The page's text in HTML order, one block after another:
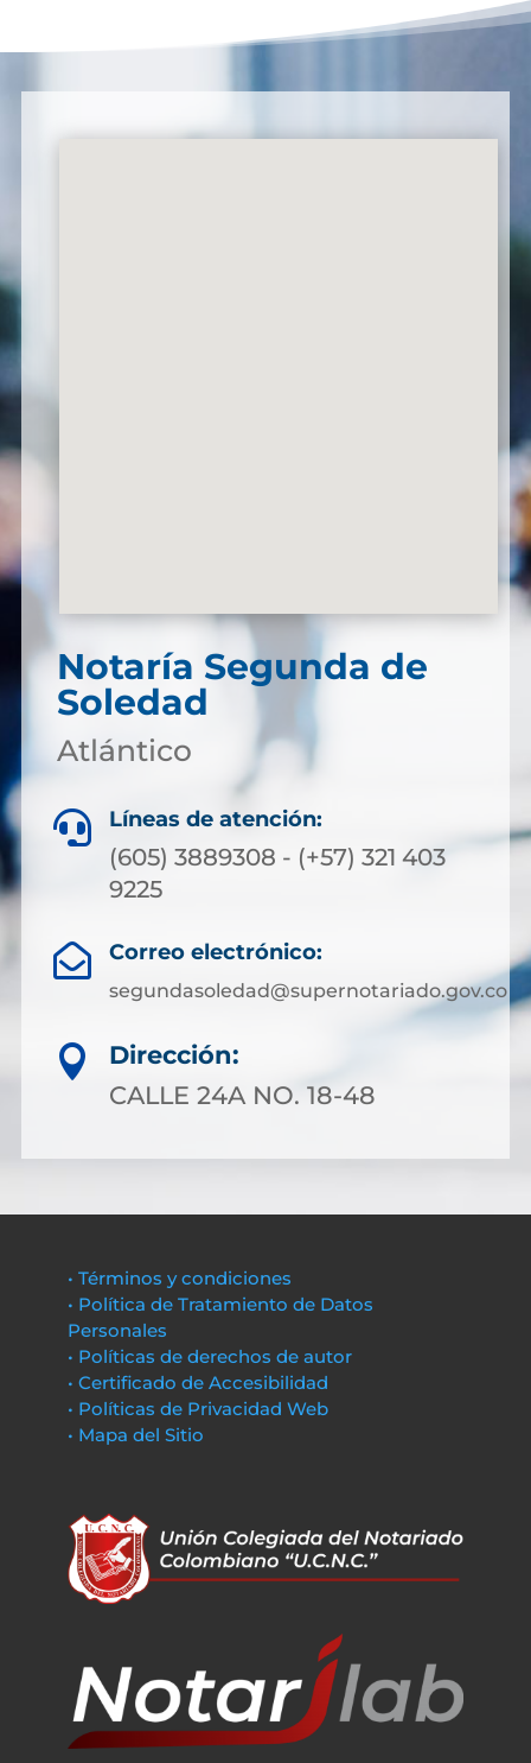
Notaría Segunda de
Soledad
Atlántico
 Líneas de atención:
(605) 3889308 - (+57) 321 403
9225
 Correo electrónico:
segundasoledad@supernotariado.gov.co

Dirección:
CALLE 24A NO. 18-48
• Términos y condiciones
• Política de Tratamiento de Datos
Personales
• Políticas de derechos de autor
• Certificado de Accesibilidad
• Políticas de Privacidad Web
• Mapa del Sitio